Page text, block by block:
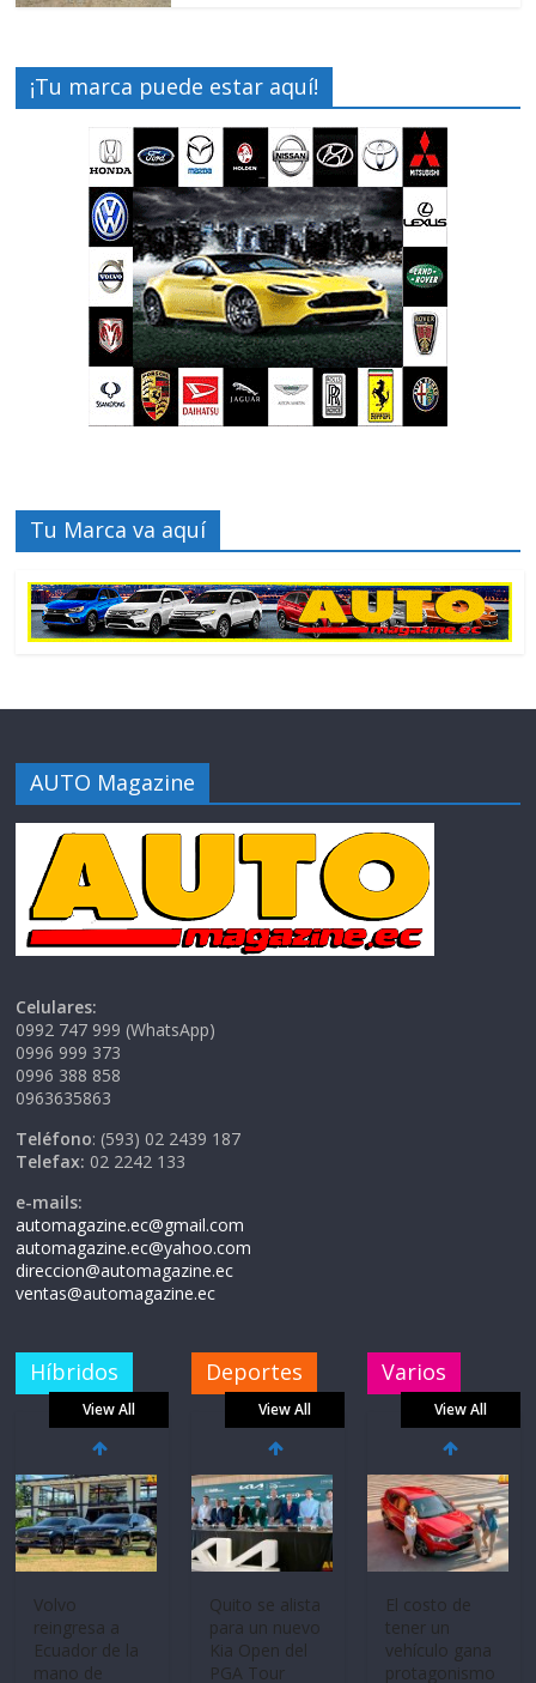
¡Tu marca puede estar aquí!
Tu Marca va aquí
AUTO Magazine
Celulares:
0992 747 999 (WhatsApp)
0996 999 373
0996 388 858
0963635863
Teléfono: (593) 02 2439 187
Telefax: 02 2242 133
e-mails:
automagazine.ec@gmail.com
automagazine.ec@yahoo.com
direccion@automagazine.ec
ventas@automagazine.ec
Híbridos
View All
Mercado
automotor
nacional cierra
su mejor 1er
Deportes
View All
La FEDAK
recibe 12
Sinotruk
Bolden para
Varios
View All
Ultima película
‘Spider‑Man:
Brand New
Day’ pone en